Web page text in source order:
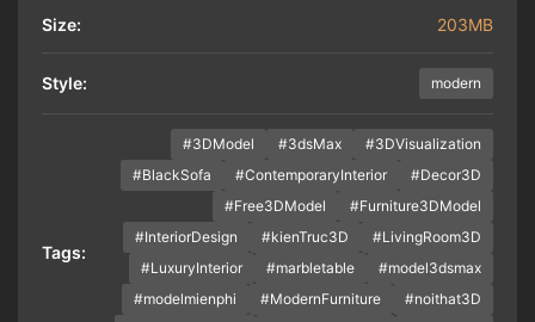
Size: 203MB
Style: modern
Tags:
#3DModel #3dsMax
#3DVisualization
#BlackSofa
#ContemporaryInterior
#Decor3D
#Free3DModel
#Furniture3DModel
#InteriorDesign
#kienTruc3D
#LivingRoom3D
#LuxuryInterior
#marbletable
#model3dsmax
#modelmienphi
#ModernFurniture
#noithat3D